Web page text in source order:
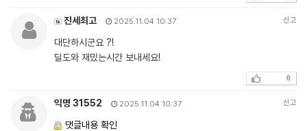
진세최고 2025.11.04 10:37 신고
대단하시군요 ?!
딜도와 재밌는시간 보내세요!
0
익명 31552 2025.11.04 10:37 신고
댓글내용 확인